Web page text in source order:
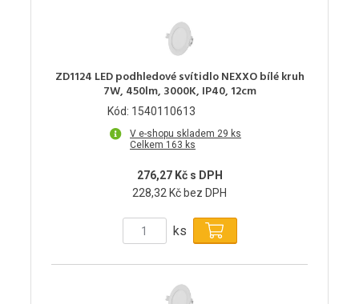
ZD1124 LED podhledové svítidlo NEXXO bílé kruh
7W, 450lm, 3000K, IP40, 12cm
Kód: 1540110613
V e-shopu skladem 29 ks
Celkem 163 ks
276,27 Kč s DPH
228,32 Kč bez DPH
ks